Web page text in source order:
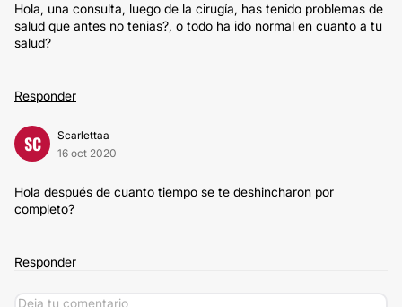
Hola, una consulta, luego de la cirugía, has tenido problemas de
salud que antes no tenias?, o todo ha ido normal en cuanto a tu
salud?
Responder
SC
Scarlettaa
16 oct 2020
Hola después de cuanto tiempo se te deshincharon por
completo?
Responder